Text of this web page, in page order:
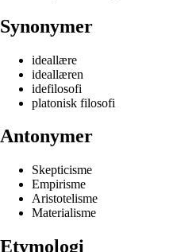
Synonymer
ideallære
ideallæren
idefilosofi
platonisk filosofi
Antonymer
Skepticisme
Empirisme
Aristotelisme
Materialisme
Etymologi